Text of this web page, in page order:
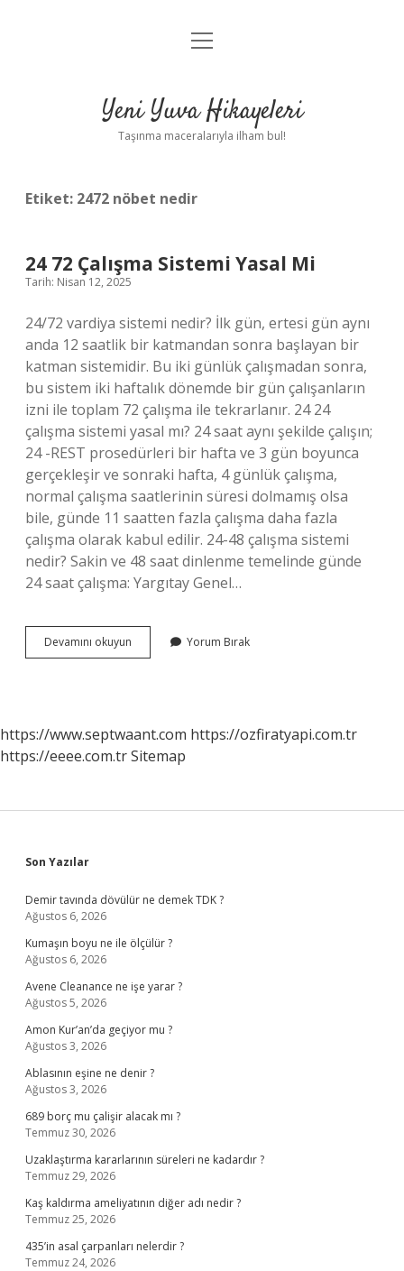
Anasayfa
Yasal Uyarı
menüyü
Yeni Yuva Hikayeleri
Taşınma maceralarıyla ilham bul!
Etiket: 2472 nöbet nedir
24 72 Çalışma Sistemi Yasal Mi
Tarih: Nisan 12, 2025
24/72 vardiya sistemi nedir? İlk gün, ertesi gün aynı
anda 12 saatlik bir katmandan sonra başlayan bir
katman sistemidir. Bu iki günlük çalışmadan sonra,
bu sistem iki haftalık dönemde bir gün çalışanların
izni ile toplam 72 çalışma ile tekrarlanır. 24 24
çalışma sistemi yasal mı? 24 saat aynı şekilde çalışın;
24 -REST prosedürleri bir hafta ve 3 gün boyunca
gerçekleşir ve sonraki hafta, 4 günlük çalışma,
normal çalışma saatlerinin süresi dolmamış olsa
bile, günde 11 saatten fazla çalışma daha fazla
çalışma olarak kabul edilir. 24-48 çalışma sistemi
nedir? Sakin ve 48 saat dinlenme temelinde günde
24 saat çalışma: Yargıtay Genel…
Devamını okuyun
72
Yorum Bırak
https://www.septwaant.com https://ozfiratyapi.com.tr
https://eeee.com.trSitemap
Sidebar
Son Yazılar
Demir tavında dövülür ne demek TDK ?
Ağustos 6, 2026
Kumaşın boyu ne ile ölçülür ?
Ağustos 6, 2026
Avene Cleanance ne işe yarar ?
Ağustos 5, 2026
Amon Kur’an’da geçiyor mu ?
Ağustos 3, 2026
Ablasının eşine ne denir ?
Ağustos 3, 2026
689 borç mu çalişir alacak mı ?
Temmuz 30, 2026
Uzaklaştırma kararlarının süreleri ne kadardır ?
Temmuz 29, 2026
Kaş kaldırma ameliyatının diğer adı nedir ?
Temmuz 25, 2026
435’in asal çarpanları nelerdir ?
Temmuz 24, 2026